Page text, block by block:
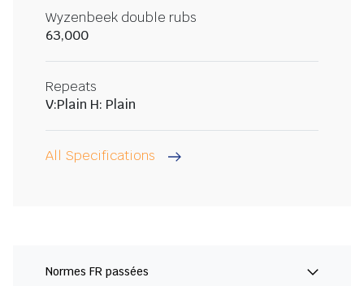
Wyzenbeek double rubs
63,000
Repeats
V:Plain H: Plain
All Specifications
Normes FR passées